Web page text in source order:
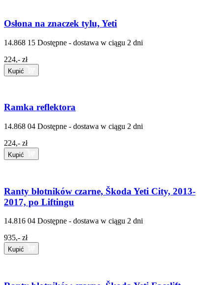
Osłona na znaczek tylu, Yeti
14.868 15 Dostępne - dostawa w ciągu 2 dni
224,- zł
Kupić
Ramka reflektora
14.868 04 Dostępne - dostawa w ciągu 2 dni
224,- zł
Kupić
Ranty błotników czarne, Škoda Yeti City, 2013-
2017, po Liftingu
14.816 04 Dostępne - dostawa w ciągu 2 dni
935,- zł
Kupić